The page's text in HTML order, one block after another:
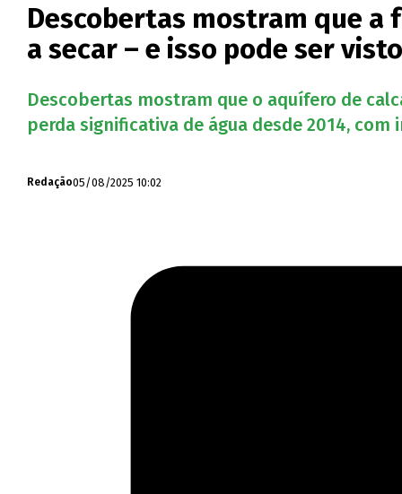
Descobertas mostram que
a secar – e isso pode ser
Descobertas mostram que o aquífero de
perda significativa de água desde 2014,
Redação05/08/2025 10:02